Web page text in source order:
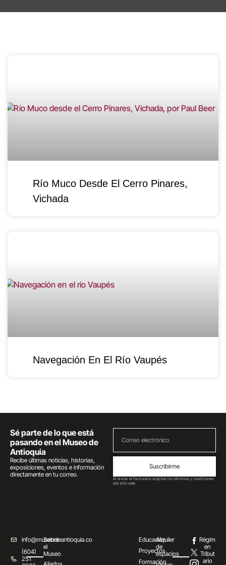
Río Muco Desde El Cerro Pinares,
Vichada
Navegación En El Río Vaupés
Sé parte de lo que está
pasando en el Museo de
Antioquia
Recibe últimas noticias, historias,
exposiciones, eventos e información
directamente en tu correo.
Suscribirme
Al enviar el formulario aceptas los términos y condiciones
del sitio web
info@museodeantioquia.co
(604)
251
Sobre
el
Museo
Educación
Proyectos
Formación
Alquiler
de
espacios
Régim
en
Tribut
ario